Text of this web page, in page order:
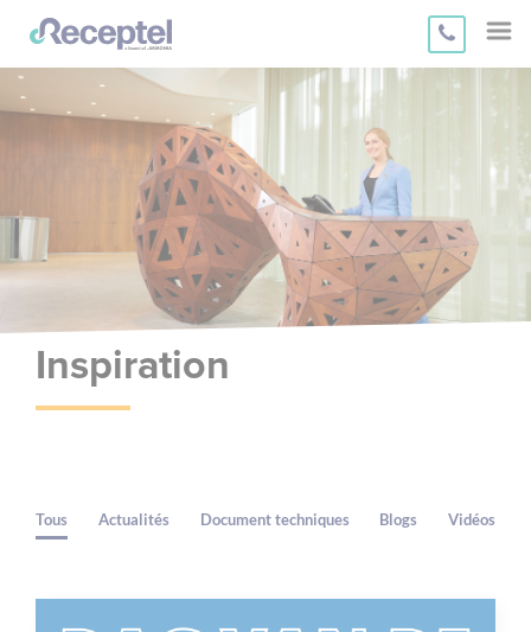
b
Inspiration
Tous Actualités Document techniques Blogs Vidéos